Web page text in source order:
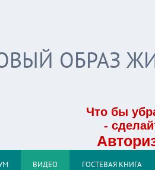
ОБРАЗ
Что бы
-
ВИДЕО ГОСТЕВАЯ КНИГА